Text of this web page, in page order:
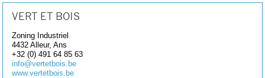
VERT ET BOIS
Zoning Industriel
4432 Alleur, Ans
+32 (0) 491 64 85 63
info@vertetbois.be
www.vertetbois.be